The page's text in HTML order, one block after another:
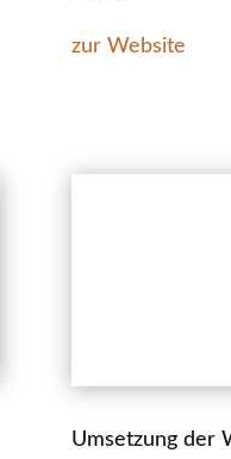
zur Website
Umsetzung der